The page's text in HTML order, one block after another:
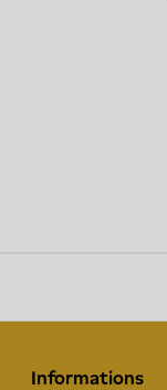
Informations